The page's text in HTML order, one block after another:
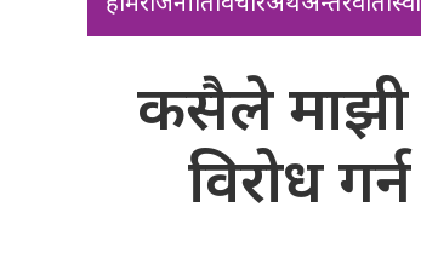
कसैले माझी
विरोध